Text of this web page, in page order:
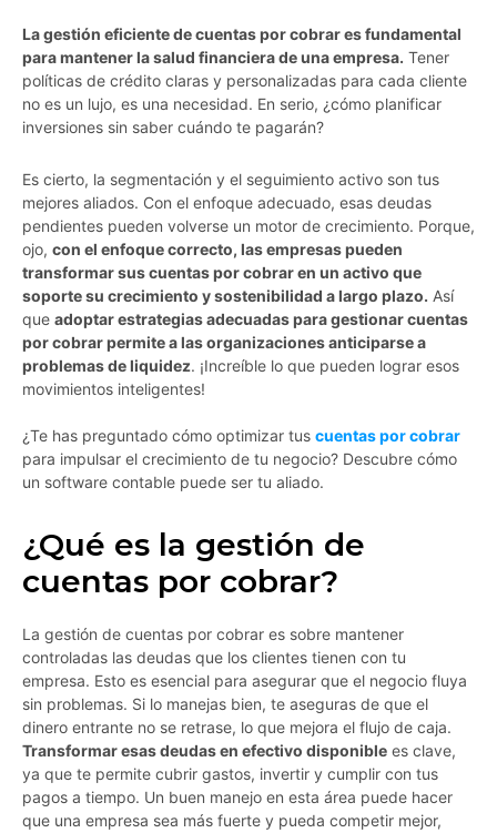
La gestión eficiente de cuentas por cobrar es fundamental
para mantener la salud financiera de una empresa. Tener
políticas de crédito claras y personalizadas para cada cliente
no es un lujo, es una necesidad. En serio, ¿cómo planificar
inversiones sin saber cuándo te pagarán?
Es cierto, la segmentación y el seguimiento activo son tus
mejores aliados. Con el enfoque adecuado, esas deudas
pendientes pueden volverse un motor de crecimiento. Porque,
ojo, con el enfoque correcto, las empresas pueden
transformar sus cuentas por cobrar en un activo que
soporte su crecimiento y sostenibilidad a largo plazo. Así
que adoptar estrategias adecuadas para gestionar cuentas
por cobrar permite a las organizaciones anticiparse a
problemas de liquidez. ¡Increíble lo que pueden lograr esos
movimientos inteligentes!
¿Te has preguntado cómo optimizar tus cuentas por cobrar
para impulsar el crecimiento de tu negocio? Descubre cómo
un software contable puede ser tu aliado.
¿Qué es la gestión de
cuentas por cobrar?
La gestión de cuentas por cobrar es sobre mantener
controladas las deudas que los clientes tienen con tu
empresa. Esto es esencial para asegurar que el negocio fluya
sin problemas. Si lo manejas bien, te aseguras de que el
dinero entrante no se retrase, lo que mejora el flujo de caja.
Transformar esas deudas en efectivo disponible es clave,
ya que te permite cubrir gastos, invertir y cumplir con tus
pagos a tiempo. Un buen manejo en esta área puede hacer
que una empresa sea más fuerte y pueda competir mejor,